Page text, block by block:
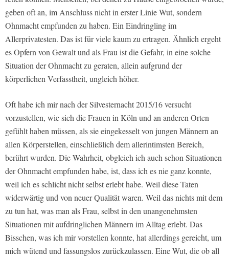
geben oft an, im Anschluss nicht in erster Linie Wut, sondern
Ohnmacht empfunden zu haben. Ein Eindringling im
Allerprivatesten. Das ist für viele kaum zu ertragen. Ähnlich ergeht
es Opfern von Gewalt und als Frau ist die Gefahr, in eine solche
Situation der Ohnmacht zu geraten, allein aufgrund der
körperlichen Verfasstheit, ungleich höher.
Oft habe ich mir nach der Silvesternacht 2015/16 versucht
vorzustellen, wie sich die Frauen in Köln und an anderen Orten
gefühlt haben müssen, als sie eingekesselt von jungen Männern an
allen Körperstellen, einschließlich dem allerintimsten Bereich,
berührt wurden. Die Wahrheit, obgleich ich auch schon Situationen
der Ohnmacht empfunden habe, ist, dass ich es nie ganz konnte,
weil ich es schlicht nicht selbst erlebt habe. Weil diese Taten
widerwärtig und von neuer Qualität waren. Weil das nichts mit dem
zu tun hat, was man als Frau, selbst in den unangenehmsten
Situationen mit aufdringlichen Männern im Alltag erlebt. Das
Bisschen, was ich mir vorstellen konnte, hat allerdings gereicht, um
mich wütend und fassungslos zurückzulassen. Eine Wut, die ob all